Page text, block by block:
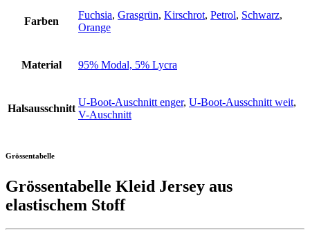
Farben
Fuchsia, Grasgrün, Kirschrot, Petrol, Schwarz,
Orange
Material 95% Modal, 5% Lycra
Halsausschnitt
U-Boot-Auschnitt enger, U-Boot-Ausschnitt weit,
V-Auschnitt
Grössentabelle
Grössentabelle Kleid Jersey aus
elastischem Stoff